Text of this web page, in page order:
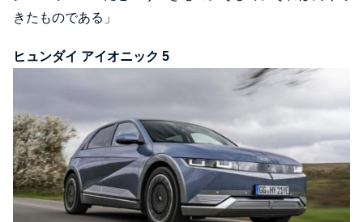
きたものである」
ヒュンダイ アイオニック 5